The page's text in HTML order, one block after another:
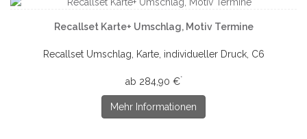
Recallset Karte+ Umschlag, Motiv Termine
Recallset Umschlag, Karte, individueller Druck, C6
ab 284,90 €*
Mehr Informationen